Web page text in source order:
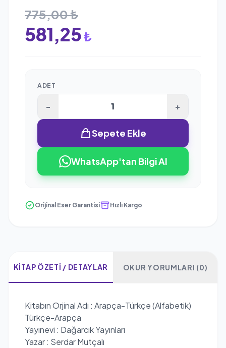
775,00 ₺
581,25 ₺
ADET
- +
Sepete Ekle
WhatsApp'tan Bilgi Al
Orijinal Eser Garantisi Hızlı Kargo
KITAP ÖZETI / DETAYLAR OKUR YORUMLARI (0)
Kitabın Orjinal Adı : Arapça-Türkçe (Alfabetik)
Türkçe-Arapça
Yayınevi : Dağarcık Yayınları
Yazar : Serdar Mutçalı